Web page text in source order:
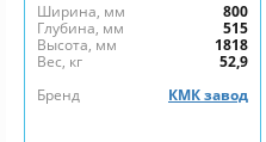
Ширина, мм
800
Глубина, мм
515
Высота, мм
1818
Вес, кг
52,9
Бренд
КМК завод